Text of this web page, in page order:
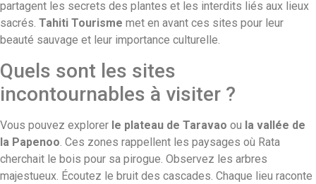
partagent les secrets des plantes et les interdits liés aux lieux
sacrés. Tahiti Tourisme met en avant ces sites pour leur
beauté sauvage et leur importance culturelle.
Quels sont les sites
incontournables à visiter ?
Vous pouvez explorer le plateau de Taravao ou la vallée de
la Papenoo . Ces zones rappellent les paysages où Rata
cherchait le bois pour sa pirogue. Observez les arbres
majestueux. Écoutez le bruit des cascades. Chaque lieu raconte